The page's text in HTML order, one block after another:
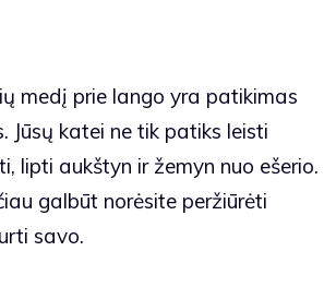
medį prie lango yra patikimas
Jūsų katei ne tik patiks leisti
lipti aukštyn ir žemyn nuo ešerio.
galbūt norėsite peržiūrėti
savo.